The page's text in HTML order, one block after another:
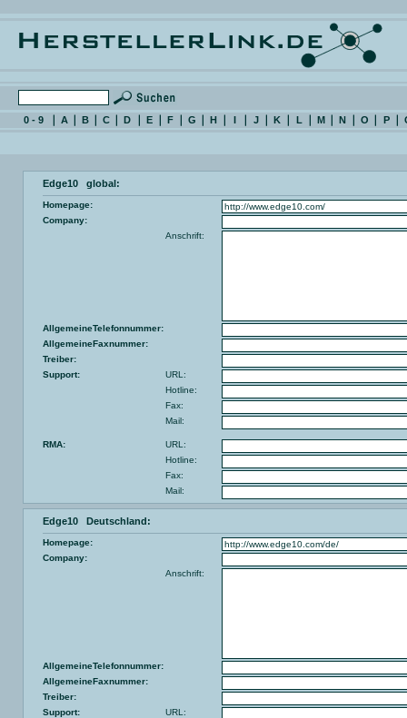
0 - 9 A B C D E F G H I J K L M N O P
Edge10 global:
Homepage:
Company:
Anschrift:
AllgemeineTelefonnummer:
AllgemeineFaxnummer:
Treiber:
Support:
URL:
Hotline:
Fax:
Mail:
RMA:
URL:
Hotline:
Fax:
Mail:
Edge10 Deutschland:
Homepage:
Company:
Anschrift:
AllgemeineTelefonnummer:
AllgemeineFaxnummer:
Treiber:
Support:
URL: